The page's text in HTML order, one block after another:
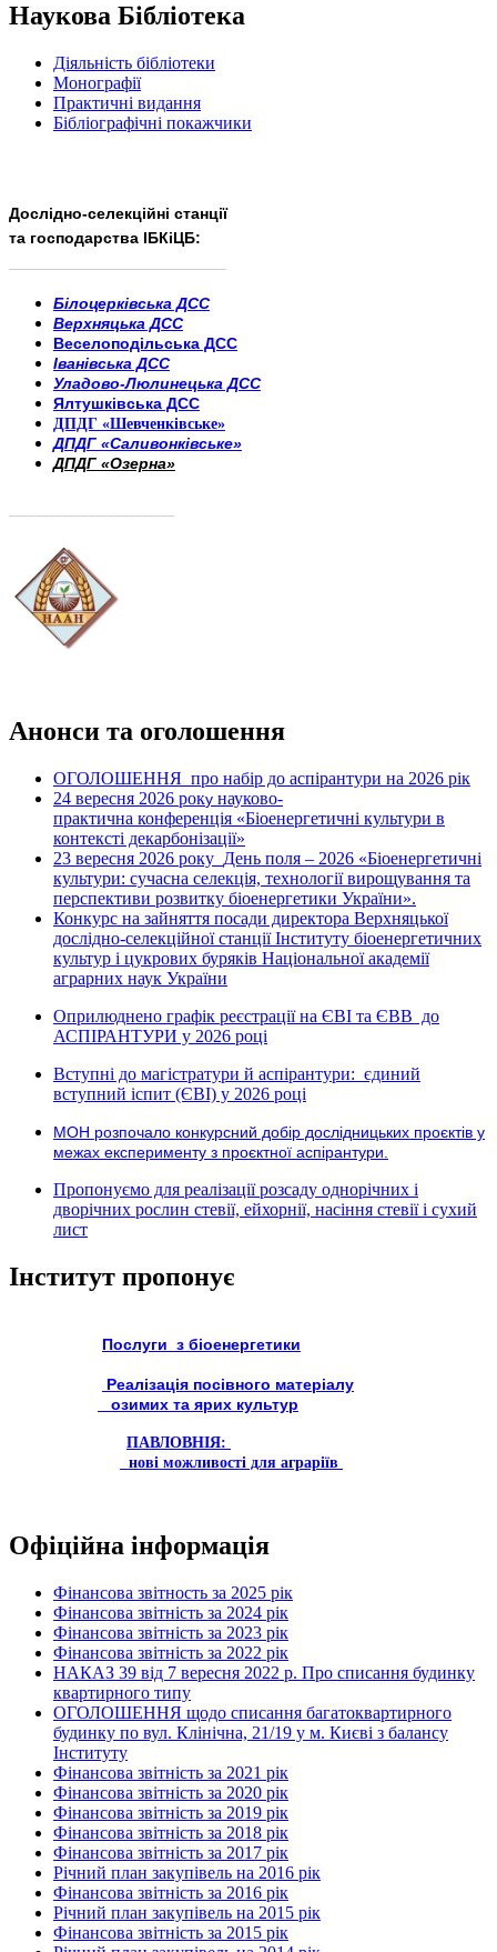
Наукова Бібліотека
Діяльність бібліотеки
Монографії
Практичні видання
Бібліографічні покажчики
Дослідно-селекційні станції
та господарства ІБКіЦБ:
Білоцерківська ДСС
Верхняцька ДСС
Веселоподільська ДСС
Іванівська ДСС
Уладово-Люлинецька ДСС
Ялтушківська ДСС
ДПДГ «Шевченківське»
ДПДГ «Саливонківське»
ДПДГ «Озерна»
Анонси та оголошення
ОГОЛОШЕННЯ про набір до аспірантури на 2026 рік
24 вересня 2026 року науково-
практична конференція «Біоенергетичні культури в
контексті декарбонізації»
23 вересня 2026 року День поля – 2026 «Біоенергетичні
культури: сучасна селекція, технології вирощування та
перспективи розвитку біоенергетики України».
Конкурс на зайняття посади директора Верхняцької
дослідно-селекційної станції Інституту біоенергетичних
культур і цукрових буряків Національної академії
аграрних наук України
Оприлюднено графік реєстрації на ЄВІ та ЄВВ до
АСПІРАНТУРИ у 2026 році
Вступні до магістратури й аспірантури: єдиний
вступний іспит (ЄВІ) у 2026 році
МОН розпочало конкурсний добір дослідницьких проєктів у
межах експерименту з проєктної аспірантури.
Пропонуємо для реалізації розсаду однорічних і
дворічних рослин стевії, ейхорнії, насіння стевії і сухий
лист
Інститут пропонує
Послуги з біоенергетики
Реалізація посівного матеріалу
озимих та ярих культур
ПАВЛОВНІЯ:
нові можливості для аграріїв
Офіційна інформація
Фінансова звітность за 2025 рік
Фінансова звітність за 2024 рік
Фінансова звітність за 2023 рік
Фінансова звітність за 2022 рік
НАКАЗ 39 від 7 вересня 2022 р. Про списання будинку
квартирного типу
ОГОЛОШЕННЯ щодо списання багатоквартирного
будинку по вул. Клінічна, 21/19 у м. Києві з балансу
Інституту
Фінансова звітність за 2021 рік
Фінансова звітність за 2020 рік
Фінансова звітність за 2019 рік
Фінансова звітність за 2018 рік
Фінансова звітність за 2017 рік
Річний план закупівель на 2016 рік
Фінансова звітність за 2016 рік
Річний план закупівель на 2015 рік
Фінансова звітність за 2015 рік